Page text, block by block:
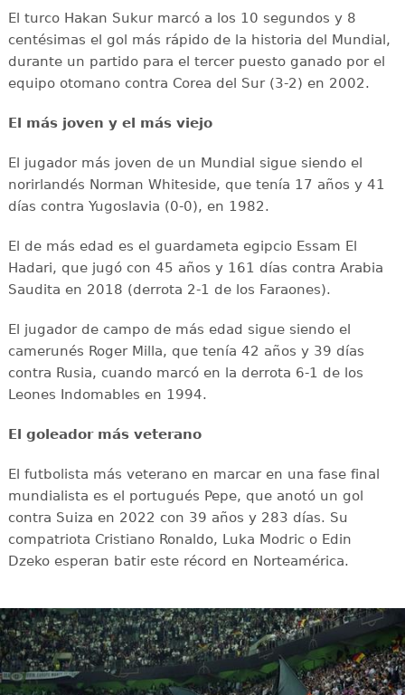
El turco Hakan Sukur marcó a los 10 segundos y 8
centésimas el gol más rápido de la historia del Mundial,
durante un partido para el tercer puesto ganado por el
equipo otomano contra Corea del Sur (3-2) en 2002.
El más joven y el más viejo
El jugador más joven de un Mundial sigue siendo el
norirlandés Norman Whiteside, que tenía 17 años y 41
días contra Yugoslavia (0-0), en 1982.
El de más edad es el guardameta egipcio Essam El
Hadari, que jugó con 45 años y 161 días contra Arabia
Saudita en 2018 (derrota 2-1 de los Faraones).
El jugador de campo de más edad sigue siendo el
camerunés Roger Milla, que tenía 42 años y 39 días
contra Rusia, cuando marcó en la derrota 6-1 de los
Leones Indomables en 1994.
El goleador más veterano
El futbolista más veterano en marcar en una fase final
mundialista es el portugués Pepe, que anotó un gol
contra Suiza en 2022 con 39 años y 283 días. Su
compatriota Cristiano Ronaldo, Luka Modric o Edin
Dzeko esperan batir este récord en Norteamérica.